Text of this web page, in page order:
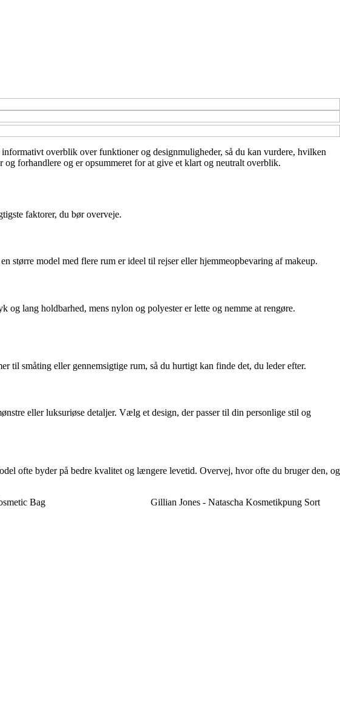
overblik over funktioner og designmuligheder, så du kan vurdere, hvilken
forhandlere og er opsummeret for at give et klart og neutralt overblik.
faktorer, du bør overveje.
større model med flere rum er ideel til rejser eller hjemmeopbevaring af makeup.
lang holdbarhed, mens nylon og polyester er lette og nemme at rengøre.
til småting eller gennemsigtige rum, så du hurtigt kan finde det, du leder efter.
eller luksuriøse detaljer. Vælg et design, der passer til din personlige stil og
ofte byder på bedre kvalitet og længere levetid. Overvej, hvor ofte du bruger den, og
Bag Gillian Jones - Natascha Kosmetikpung Sort